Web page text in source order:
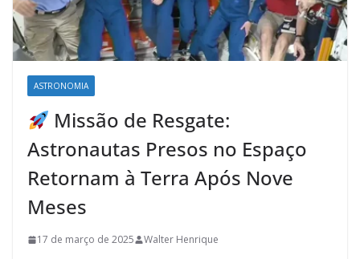
ASTRONOMIA
Missão de Resgate:
Astronautas Presos no Espaço
Retornam à Terra Após Nove
Meses
17 de março de 2025 Walter Henrique